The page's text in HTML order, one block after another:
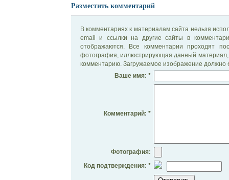
Разместить комментарий
В комментариях к материалам сайта нельзя
email и ссылки на другие сайты в
отображаются. Все комментарии проходят
фотография, иллюстрирующая данный материал,
комментарию. Загружаемое изображение должно
Ваше имя: *
Комментарий: *
Фотография:
Код подтверждения: *